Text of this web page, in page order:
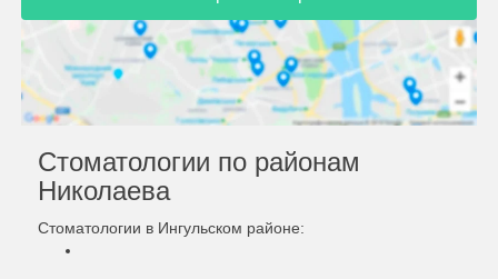
Стоматологии по районам
Николаева
Стоматологии в Ингульском районе: